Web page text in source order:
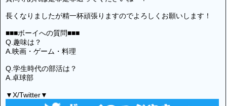
長くなりましたが精一杯頑張りますのでよろしくお願いします！
■■■ボーイへの質問■■■
Q.趣味は？
A.映画・ゲーム・料理
Q.学生時代の部活は？
A.卓球部
▼X/Twitter▼